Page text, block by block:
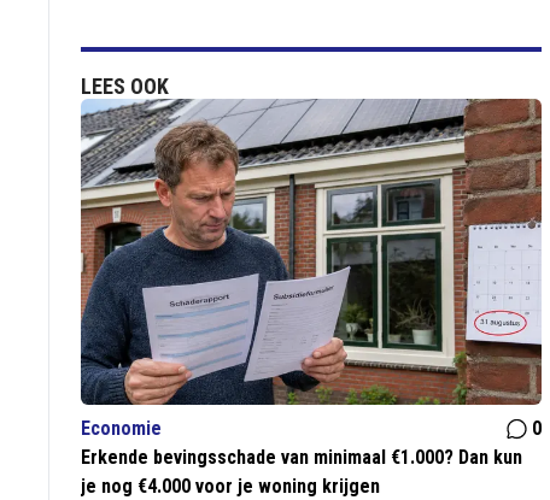
LEES OOK
Economie
0
Erkende bevingsschade van minimaal €1.000? Dan kun
je nog €4.000 voor je woning krijgen